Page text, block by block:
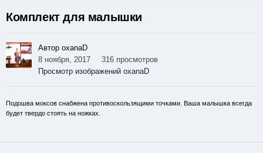
Комплект для малышки
Автор oxanaD
8 ноября, 2017
316 просмотров
Просмотр изображений oxanaD
Подошва моксов снабжена противоскользящими точками. Ваша малышка всегда
будет твердо стоять на ножках.